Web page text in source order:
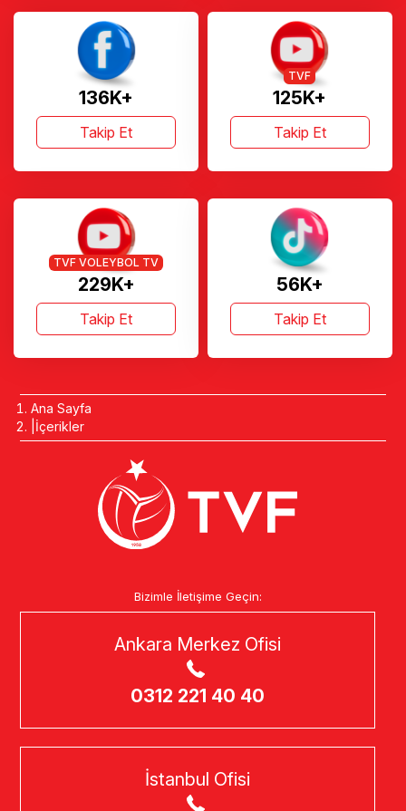
136K+
Takip Et
125K+
TVF
Takip Et
229K+
TVF VOLEYBOL TV
Takip Et
56K+
Takip Et
Ana Sayfa
İçerikler
Bizimle İletişime Geçin:
Ankara Merkez Ofisi
0312 221 40 40
İstanbul Ofisi